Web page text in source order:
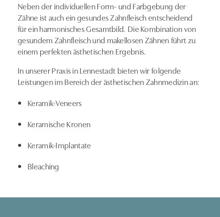
Neben der individuellen Form- und Farbgebung der
Zähne ist auch ein gesundes Zahnfleisch entscheidend
für ein harmonisches Gesamtbild. Die Kombination von
gesundem Zahnfleisch und makellosen Zähnen führt zu
einem perfekten ästhetischen Ergebnis.
In unserer Praxis in Lennestadt bieten wir folgende
Leistungen im Bereich der ästhetischen Zahnmedizin an:
Keramik-Veneers
Keramische Kronen
Keramik-Implantate
Bleaching